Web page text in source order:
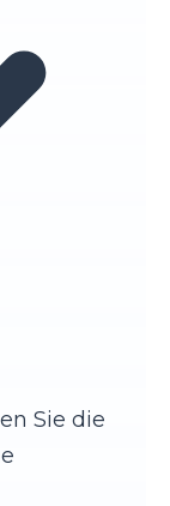
Sie die